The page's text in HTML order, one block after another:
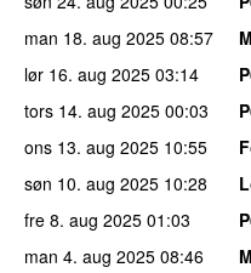
man 18. aug 2025 08:57
lør 16. aug 2025 03:14
tors 14. aug 2025 00:03
ons 13. aug 2025 10:55
søn 10. aug 2025 10:28
fre 8. aug 2025 01:03
man 4. aug 2025 08:46